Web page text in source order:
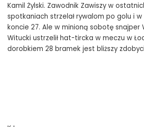
Kamil Żylski. Zawodnik Zawiszy w
spotkaniach strzelał rywalom po golu i
koncie 27. Ale w minioną sobotę snajper
Witucki ustrzelił hat-tircka w meczu w
dorobkiem 28 bramek jest bliższy